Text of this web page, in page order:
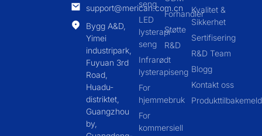
support@merican.com.cn
Bygg A&D,
Yimei
industripark,
Fuyuan 3rd
Road,
Huadu-
distriktet,
Guangzhou
by,
seng
LED
lysterapi
seng
Infrarødt
lysterapiseng
For
hjemmebruk
For
kommersiell
Forhandler
Støtte
R&D
Kvalitet &
Sikkerhet
Sertifisering
R&D Team
Blogg
Kontakt oss